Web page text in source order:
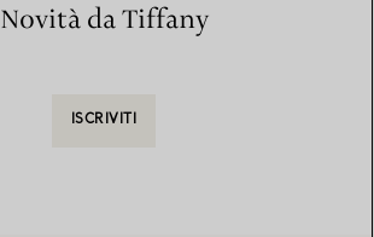
Novità da Tiffany
ISCRIVITI